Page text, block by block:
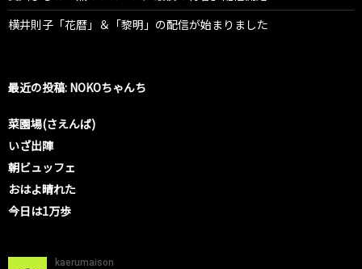
横井則子「花暦」＆「黎明」の配信が始まりました
最近の投稿: NOKOちゃんち
菜園場(さえんば)
いざ出陣
朝ビュッフェ
おはよ晴れた
今日は1万歩